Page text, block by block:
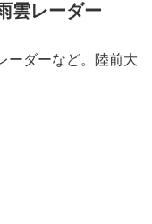
雲レーダー
ーダーなど。陸前大